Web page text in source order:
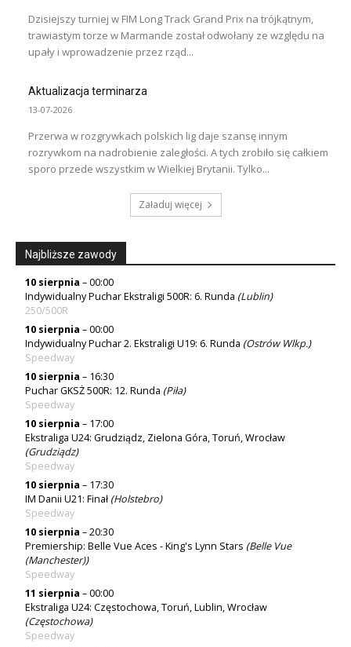
Dzisiejszy turniej w FIM Long Track Grand Prix na trójkątnym,
trawiastym torze w Marmande został odwołany ze względu na
upały i wprowadzenie przez rząd...
Aktualizacja terminarza
13-07-2026
Przerwa w rozgrywkach polskich lig daje szansę innym
rozrywkom na nadrobienie zaległości. A tych zrobiło się całkiem
sporo przede wszystkim w Wielkiej Brytanii. Tylko...
Załaduj więcej
Najbliższe zawody
10 sierpnia – 00:00
Indywidualny Puchar Ekstraligi 500R: 6. Runda (Lublin)
250/500R
10 sierpnia – 00:00
Indywidualny Puchar 2. Ekstraligi U19: 6. Runda (Ostrów Wlkp.)
Speedway
10 sierpnia – 16:30
Puchar GKSŻ 500R: 12. Runda (Piła)
Speedway
10 sierpnia – 17:00
Ekstraliga U24: Grudziądz, Zielona Góra, Toruń, Wrocław
(Grudziądz)
Speedway
10 sierpnia – 17:30
IM Danii U21: Finał(Holstebro)
Speedway
10 sierpnia – 20:30
Premiership: Belle Vue Aces - King's Lynn Stars (Belle Vue
(Manchester))
Speedway
11 sierpnia – 00:00
Ekstraliga U24: Częstochowa, Toruń, Lublin, Wrocław
(Częstochowa)
Speedway